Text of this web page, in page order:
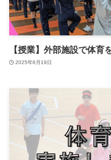
【授業】外部施設で体育
2025年6月19日